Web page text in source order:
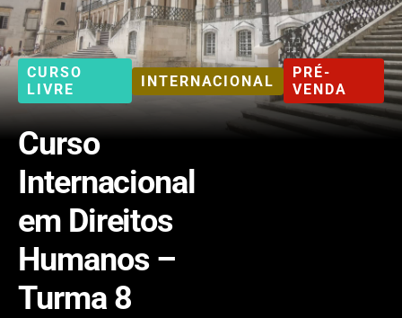
CURSO
LIVRE
INTERNACIONAL
PRÉ-
VENDA
Curso
Internacional
em Direitos
Humanos –
Turma 8